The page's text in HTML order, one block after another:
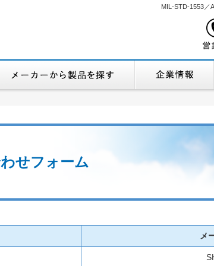
せフォーム
MIL-STD-1553／
メ